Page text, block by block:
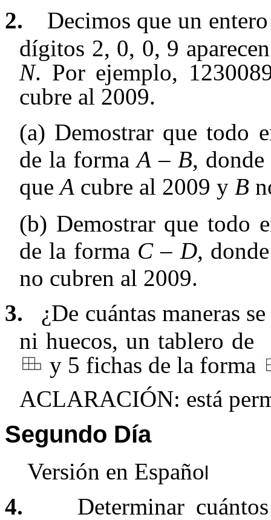
2.
Decimos que un
dígitos 2, 0, 0, 9
N. Por ejemplo,
cubre al 2009.
(a) Demostrar que todo
de la formaA – B,
queA cubre al 2009 y B
(b) Demostrar que todo
de la forma C– D,
no cubren al 2009.
3.
¿De cuántas maneras
ni huecos, un tablero
y 5 fichas de la forma
ACLARACIÓN: está
Segundo Día
Versión en Español
4.
Determinar